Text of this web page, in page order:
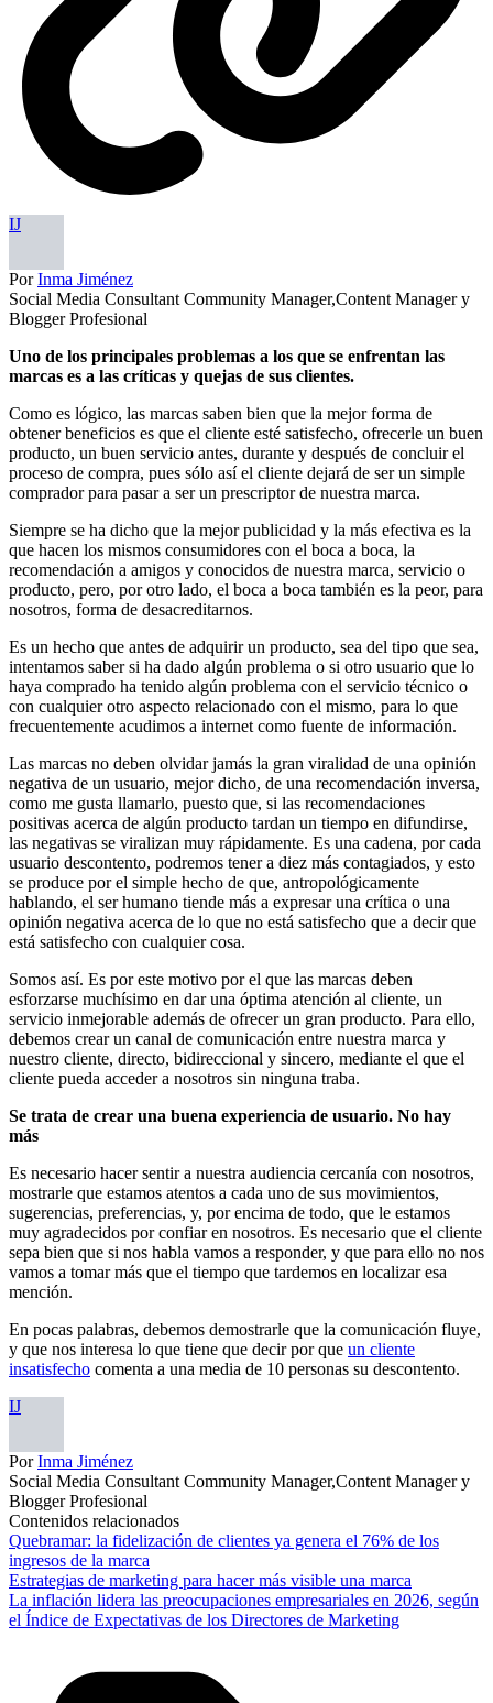
IJ
PorInma Jiménez
Social Media Consultant Community Manager,Content Manager y
Blogger Profesional
Uno de los principales problemas a los que se enfrentan las
marcas es a las críticas y quejas de sus clientes.
Como es lógico, las marcas saben bien que la mejor forma de
obtener beneficios es que el cliente esté satisfecho, ofrecerle un buen
producto, un buen servicio antes, durante y después de concluir el
proceso de compra, pues sólo así el cliente dejará de ser un simple
comprador para pasar a ser un prescriptor de nuestra marca.
Siempre se ha dicho que la mejor publicidad y la más efectiva es la
que hacen los mismos consumidores con el boca a boca, la
recomendación a amigos y conocidos de nuestra marca, servicio o
producto, pero, por otro lado, el boca a boca también es la peor, para
nosotros, forma de desacreditarnos.
Es un hecho que antes de adquirir un producto, sea del tipo que sea,
intentamos saber si ha dado algún problema o si otro usuario que lo
haya comprado ha tenido algún problema con el servicio técnico o
con cualquier otro aspecto relacionado con el mismo, para lo que
frecuentemente acudimos a internet como fuente de información.
Las marcas no deben olvidar jamás la gran viralidad de una opinión
negativa de un usuario, mejor dicho, de una recomendación inversa,
como me gusta llamarlo, puesto que, si las recomendaciones
positivas acerca de algún producto tardan un tiempo en difundirse,
las negativas se viralizan muy rápidamente. Es una cadena, por cada
usuario descontento, podremos tener a diez más contagiados, y esto
se produce por el simple hecho de que, antropológicamente
hablando, el ser humano tiende más a expresar una crítica o una
opinión negativa acerca de lo que no está satisfecho que a decir que
está satisfecho con cualquier cosa.
Somos así. Es por este motivo por el que las marcas deben
esforzarse muchísimo en dar una óptima atención al cliente, un
servicio inmejorable además de ofrecer un gran producto. Para ello,
debemos crear un canal de comunicación entre nuestra marca y
nuestro cliente, directo, bidireccional y sincero, mediante el que el
cliente pueda acceder a nosotros sin ninguna traba.
Se trata de crear una buena experiencia de usuario. No hay
más
Es necesario hacer sentir a nuestra audiencia cercanía con nosotros,
mostrarle que estamos atentos a cada uno de sus movimientos,
sugerencias, preferencias, y, por encima de todo, que le estamos
muy agradecidos por confiar en nosotros. Es necesario que el cliente
sepa bien que si nos habla vamos a responder, y que para ello no nos
vamos a tomar más que el tiempo que tardemos en localizar esa
mención.
En pocas palabras, debemos demostrarle que la comunicación fluye,
y que nos interesa lo que tiene que decir por que un cliente
insatisfecho comenta a una media de 10 personas su descontento.
IJ
PorInma Jiménez
Social Media Consultant Community Manager,Content Manager y
Blogger Profesional
Contenidos relacionados
Quebramar: la fidelización de clientes ya genera el 76% de los
ingresos de la marca
Estrategias de marketing para hacer más visible una marca
La inflación lidera las preocupaciones empresariales en 2026, según
el Índice de Expectativas de los Directores de Marketing